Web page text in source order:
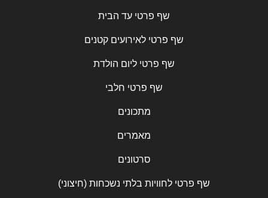
שף פרטי עד הבית
שף פרטי לאירועים קטנים
שף פרטי ליום הולדת
שף פרטי חלבי
מתכונים
מאמרים
סרטונים
שף פרטי לחוויות בלתי נשכחות (חיצוני)